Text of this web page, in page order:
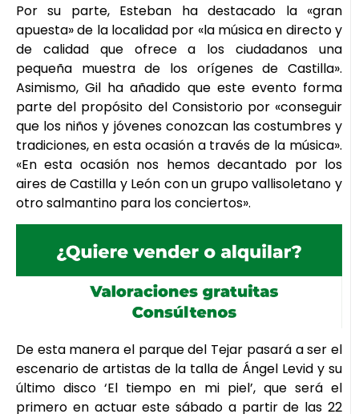
Por su parte, Esteban ha destacado la «gran
apuesta» de la localidad por «la música en directo y
de calidad que ofrece a los ciudadanos una
pequeña muestra de los orígenes de Castilla».
Asimismo, Gil ha añadido que este evento forma
parte del propósito del Consistorio por «conseguir
que los niños y jóvenes conozcan las costumbres y
tradiciones, en esta ocasión a través de la música».
«En esta ocasión nos hemos decantado por los
aires de Castilla y León con un grupo vallisoletano y
otro salmantino para los conciertos».
De esta manera el parque del Tejar pasará a ser el
escenario de artistas de la talla de Ángel Levid y su
último disco ‘El tiempo en mi piel’, que será el
primero en actuar este sábado a partir de las 22